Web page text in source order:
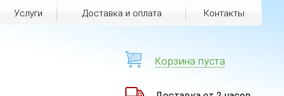
Услуги Доставка и оплата Контакты
Корзина пуста